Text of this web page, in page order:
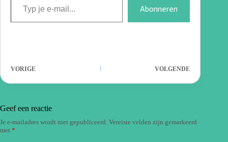
Abonneren
VORIGE VOLGENDE
Geef een reactie
Je e-mailadres wordt niet gepubliceerd. Vereiste velden zijn gemarkeerd
met *